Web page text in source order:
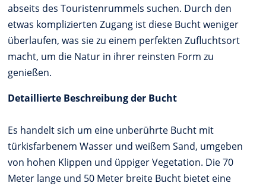
abseits des Touristenrummels suchen. Durch den
etwas komplizierten Zugang ist diese Bucht weniger
überlaufen, was sie zu einem perfekten Zufluchtsort
macht, um die Natur in ihrer reinsten Form zu
genießen.
Detaillierte Beschreibung der Bucht
Es handelt sich um eine unberührte Bucht mit
türkisfarbenem Wasser und weißem Sand, umgeben
von hohen Klippen und üppiger Vegetation. Die 70
Meter lange und 50 Meter breite Bucht bietet eine